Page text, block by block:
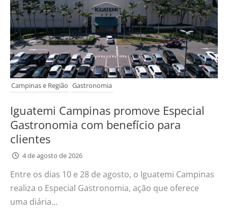
Campinas e Região Gastronomia
Iguatemi Campinas promove Especial
Gastronomia com benefício para
clientes
4 de agosto de 2026
Entre os dias 10 e 28 de agosto, o Iguatemi Campinas
realiza o Especial Gastronomia, ação que oferece
uma diária...